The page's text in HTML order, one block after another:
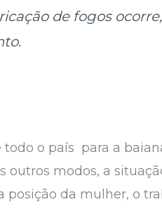
de fogos
o país para a
outros modos, a
posição da mulher, o